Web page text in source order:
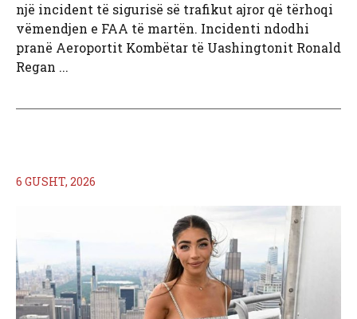
një incident të sigurisë së trafikut ajror që tërhoqi
vëmendjen e FAA të martën. Incidenti ndodhi
pranë Aeroportit Kombëtar të Uashingtonit Ronald
Regan ...
6 GUSHT, 2026